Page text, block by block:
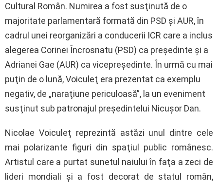
Cultural Român. Numirea a fost susţinută de o
majoritate parlamentară formată din PSD şi AUR, în
cadrul unei reorganizări a conducerii ICR care a inclus
alegerea Corinei Încrosnatu (PSD) ca preşedinte şi a
Adrianei Gae (AUR) ca vicepreşedinte. În urmă cu mai
puţin de o lună, Voiculeţ era prezentat ca exemplu
negativ, de „naraţiune periculoasă”, la un eveniment
susţinut sub patronajul preşedintelui Nicuşor Dan.
Nicolae Voiculeţ reprezintă astăzi unul dintre cele
mai polarizante figuri din spaţiul public românesc.
Artistul care a purtat sunetul naiului în faţa a zeci de
lideri mondiali şi a fost decorat de statul român,